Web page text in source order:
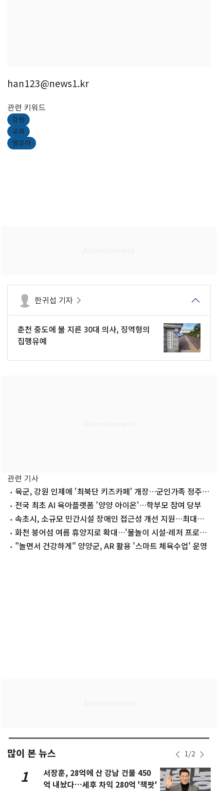
han123@news1.kr
관련 키워드
강원
교육
영유아
한귀섭 기자
춘천 중도에 불 지른 30대 의사, 징역형의
집행유예
관련 기사
육군, 강원 인제에 '최북단 키즈카페' 개장…군인가족 정주
여건 개선
전국 최초 AI 육아플랫폼 '양양 아이온'…학부모 참여 당부
속초시, 소규모 민간시설 장애인 접근성 개선 지원…최대
400만원
화천 붕어섬 여름 휴양지로 확대…'물놀이 시설·레저 프로그
램 운영'
"놀면서 건강하게" 양양군, AR 활용 '스마트 체육수업' 운영
많이 본 뉴스 1/2
1
서장훈, 28억에 산 강남 건물 450
억 내놨다…세후 차익 280억 '잭팟'